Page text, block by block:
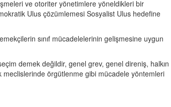
ve otoriter yönetimlere yöneldikleri bir
Ulus çözümlemesi Sosyalist Ulus hedefine
sınıf mücadelelerinin gelişmesine uygun
demek değildir, genel grev, genel direniş, halkın
meclislerinde örgütlenme gibi mücadele yöntemleri